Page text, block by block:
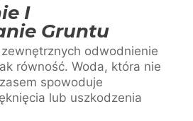
I
Gruntu
odwodnienie
równość. Woda, która nie
spowoduje
lub uszkodzenia